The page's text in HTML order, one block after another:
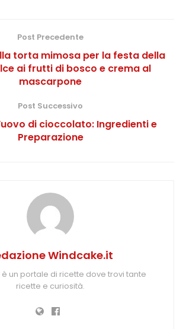
Post Precedente
torta mimosa per la festa della
ai frutti di bosco e crema al
mascarpone
Post Successivo
di cioccolato: Ingredienti e
Preparazione
Windcake.it
un portale di ricette dove trovi tante
ricette e curiosità.